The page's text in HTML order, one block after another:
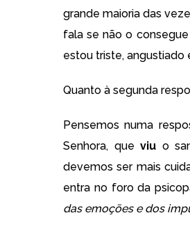
grande maioria das
fala se não o
estou triste, angustiado
Quanto à segunda
Pensemos numa
Senhora, que viu o
devemos ser mais
entra no foro da
das emoções e dos